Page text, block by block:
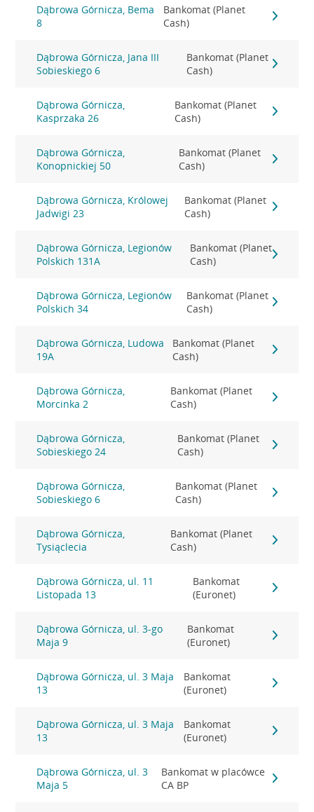
Dąbrowa Górnicza, Bema
8
Bankomat (Planet
Cash)
Dąbrowa Górnicza, Jana III
Sobieskiego 6
Bankomat (Planet
Cash)
Dąbrowa Górnicza,
Kasprzaka 26
Bankomat (Planet
Cash)
Dąbrowa Górnicza,
Konopnickiej 50
Bankomat (Planet
Cash)
Dąbrowa Górnicza, Królowej
Jadwigi 23
Bankomat (Planet
Cash)
Dąbrowa Górnicza, Legionów
Polskich 131A
Bankomat (Planet
Cash)
Dąbrowa Górnicza, Legionów
Polskich 34
Bankomat (Planet
Cash)
Dąbrowa Górnicza, Ludowa
19A
Bankomat (Planet
Cash)
Dąbrowa Górnicza,
Morcinka 2
Bankomat (Planet
Cash)
Dąbrowa Górnicza,
Sobieskiego 24
Bankomat (Planet
Cash)
Dąbrowa Górnicza,
Sobieskiego 6
Bankomat (Planet
Cash)
Dąbrowa Górnicza,
Tysiąclecia
Bankomat (Planet
Cash)
Dąbrowa Górnicza, ul. 11
Listopada 13
Bankomat
(Euronet)
Dąbrowa Górnicza, ul. 3-go
Maja 9
Bankomat
(Euronet)
Dąbrowa Górnicza, ul. 3 Maja
13
Bankomat
(Euronet)
Dąbrowa Górnicza, ul. 3 Maja
13
Bankomat
(Euronet)
Dąbrowa Górnicza, ul. 3
Maja 5
Bankomat w placówce
CA BP